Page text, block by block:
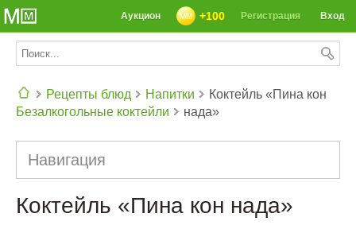
Вход
Регистрация
+100
Аукцион
Рецепты блюд
Напитки
Безалкогольные коктейли
Коктейль «Пина кон
нада»
Навигация
Коктейль «Пина кон нада»